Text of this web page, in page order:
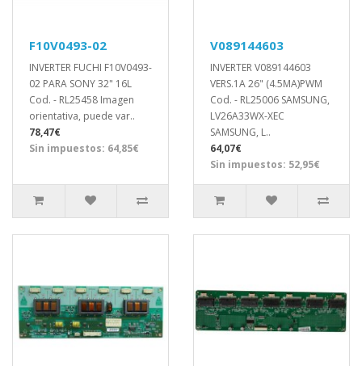
F10V0493-02
INVERTER FUCHI F10V0493-
02 PARA SONY 32" 16L
Cod. - RL25458 Imagen
orientativa, puede var..
78,47€
Sin impuestos: 64,85€
V089144603
INVERTER V089144603
VERS.1A 26" (4.5MA)PWM
Cod. - RL25006 SAMSUNG,
LV26A33WX-XEC
SAMSUNG, L..
64,07€
Sin impuestos: 52,95€